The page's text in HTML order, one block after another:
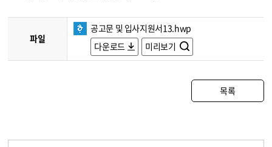
파일
공고문 및 입사지원서13.hwp
다운로드
미리보기
목록